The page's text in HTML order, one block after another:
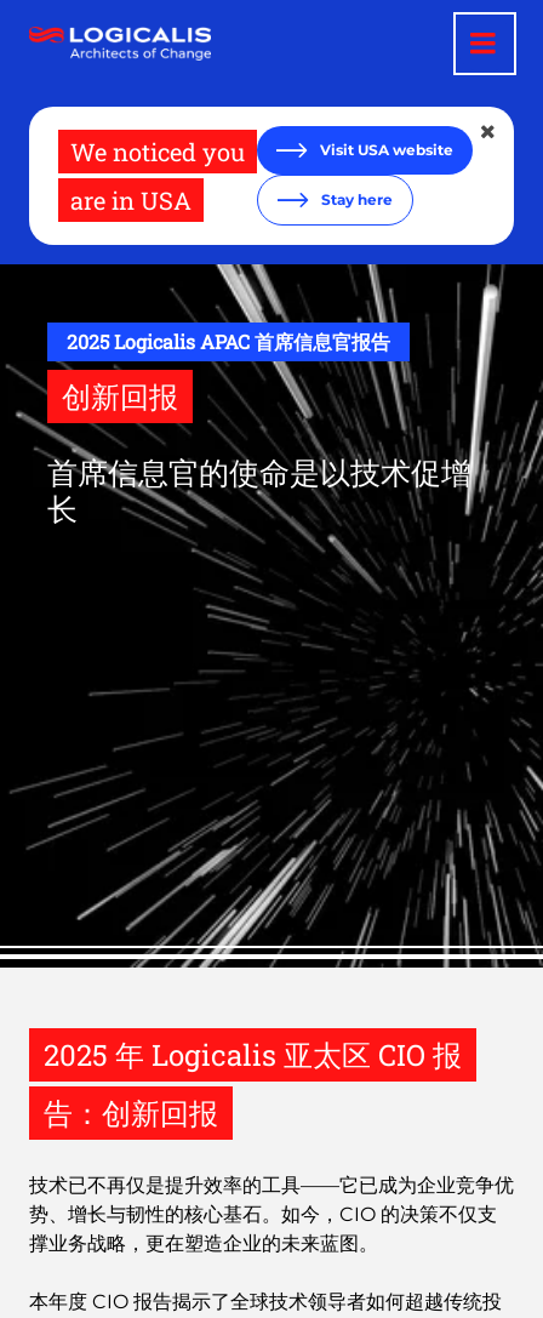
We noticed you
are in USA
Visit USA website
Stay here
2025 Logicalis APAC 首席信息官报告
创新回报
首席信息官的使命是以技术促增
长
2025 年 Logicalis 亚太区 CIO 报
告：创新回报
技术已不再仅是提升效率的工具——它已成为企业竞争优
势、增长与韧性的核心基石。如今，CIO 的决策不仅支
撑业务战略，更在塑造企业的未来蓝图。
本年度 CIO 报告揭示了全球技术领导者如何超越传统投